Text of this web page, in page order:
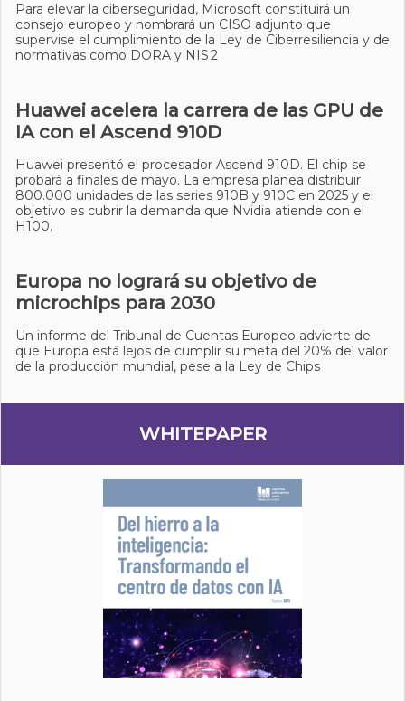
Para elevar la ciberseguridad, Microsoft constituirá un
consejo europeo y nombrará un CISO adjunto que
supervise el cumplimiento de la Ley de Ciberresiliencia y de
normativas como DORA y NIS 2
Huawei acelera la carrera de las GPU de
IA con el Ascend 910D
Huawei presentó el procesador Ascend 910D. El chip se
probará a finales de mayo. La empresa planea distribuir
800.000 unidades de las series 910B y 910C en 2025 y el
objetivo es cubrir la demanda que Nvidia atiende con el
H100.
Europa no logrará su objetivo de
microchips para 2030
Un informe del Tribunal de Cuentas Europeo advierte de
que Europa está lejos de cumplir su meta del 20% del valor
de la producción mundial, pese a la Ley de Chips
WHITEPAPER